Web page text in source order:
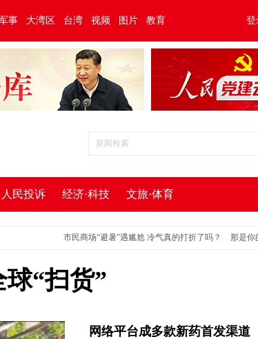
事 大湾区 台湾 视频 图片 教育 登
人民投诉 经济·科技 文旅·体育
市民商场“避暑”遇尴尬 冷气真的打折了吗？ 那是你的口腔在
“扫货”
网络平台成多款新药首发渠道